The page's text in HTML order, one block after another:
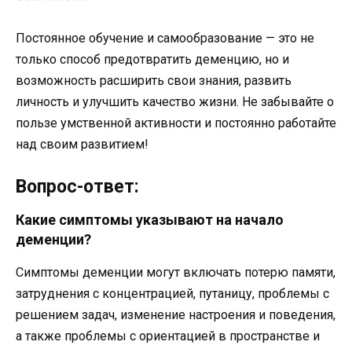
Постоянное обучение и самообразование — это не
только способ предотвратить деменцию, но и
возможность расширить свои знания, развить
личность и улучшить качество жизни. Не забывайте о
пользе умственной активности и постоянно работайте
над своим развитием!
Вопрос-ответ:
Какие симптомы указывают на начало
деменции?
Симптомы деменции могут включать потерю памяти,
затруднения с концентрацией, путаницу, проблемы с
решением задач, изменение настроения и поведения,
а также проблемы с ориентацией в пространстве и